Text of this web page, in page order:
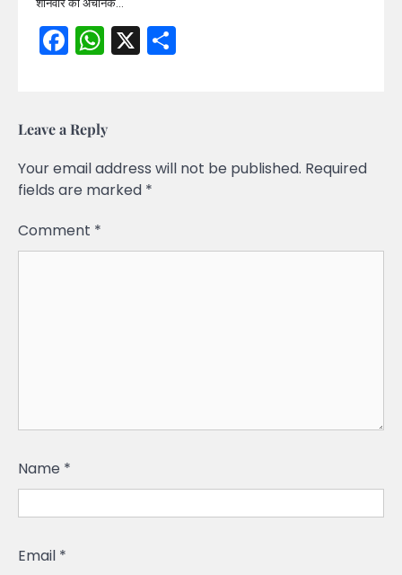
Facebook
WhatsApp
X
Leave a Reply
Your email address will not be published. Required
fields are marked *
Comment *
Name *
Email *